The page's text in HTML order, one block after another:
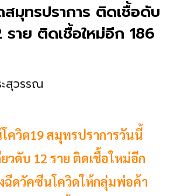
มุทรปราการ ติดเชื้อดับ
ราย ติดเชื้อใหม่อีก 186
สุวรรณ
ควิด19 สมุทรปราการวันนี้
วดับ 12 ราย ติดเชื้อใหม่อีก
งฉีดวัคซีนโควิดให้กลุ่มพ่อค้า